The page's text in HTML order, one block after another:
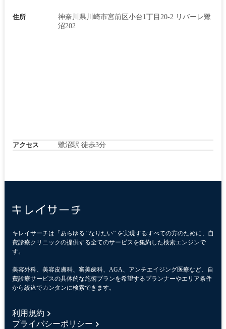
住所
神奈川県川崎市宮前区小台1丁目20-2 リバーレ鷺
沼202
アクセス 鷺沼駅 徒歩3分
キレイサーチは「あらゆる “なりたい” を実現するすべての方のために、自
費診療クリニックの提供する全てのサービスを集約した検索エンジンで
す。
美容外科、美容皮膚科、審美歯科、AGA、アンチエイジング医療など、自
費診療サービスの具体的な施術プランを希望するプランナーやエリア条件
から絞込でカンタンに検索できます。
利用規約
プライバシーポリシー